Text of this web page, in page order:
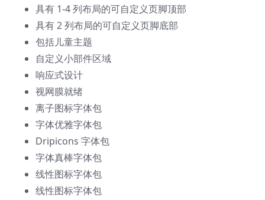
具有 1-4 列布局的可自定义页脚顶部
具有 2 列布局的可自定义页脚底部
包括儿童主题
自定义小部件区域
响应式设计
视网膜就绪
离子图标字体包
字体优雅字体包
Dripicons 字体包
字体真棒字体包
线性图标字体包
线性图标字体包